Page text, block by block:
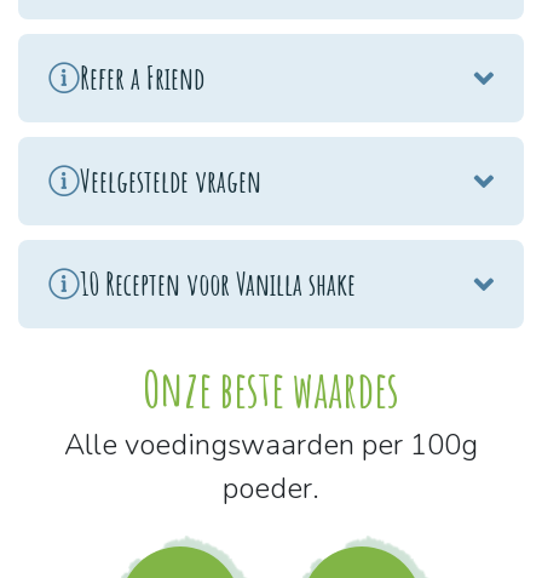
Refer a Friend
Veelgestelde vragen
10 Recepten voor Vanilla shake
Onze beste waardes
Alle voedingswaarden per 100g
poeder.